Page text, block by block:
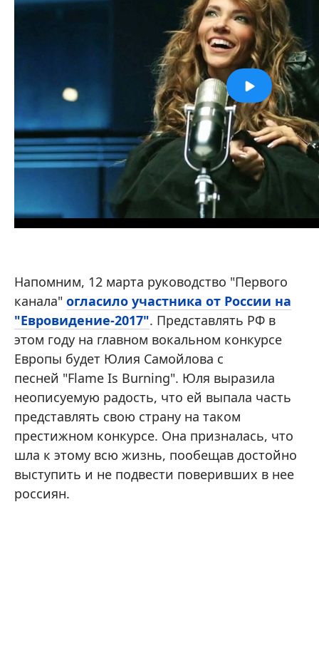
Напомним, 12 марта руководство "Первого
канала" огласило участника от России на
"Евровидение-2017". Представлять РФ в
этом году на главном вокальном конкурсе
Европы будет Юлия Самойлова с
песней "Flame Is Burning". Юля выразила
неописуемую радость, что ей выпала часть
представлять свою страну на таком
престижном конкурсе. Она призналась, что
шла к этому всю жизнь, пообещав достойно
выступить и не подвести поверивших в нее
россиян.